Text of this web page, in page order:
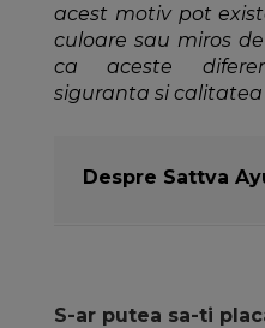
acest motiv pot
culoare sau miros
ca aceste
siguranta si calitatea
Despre Sattva
S-ar putea sa-ti